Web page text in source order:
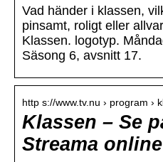
Vad händer i klassen,
pinsamt, roligt eller
Klassen. logotyp.
Säsong 6, avsnitt 17.
http s://www.tv.nu › program ›
Klassen – Se
Streama